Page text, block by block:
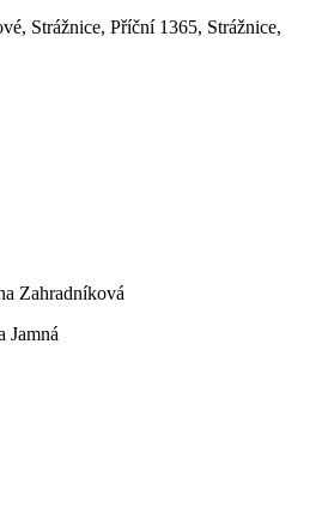
Strážnice, Příční 1365, Strážnice,
Zahradníková
Jamná